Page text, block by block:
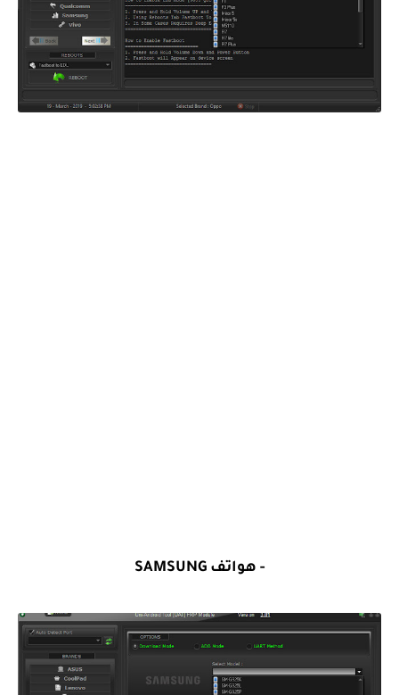
- هواتف SAMSUNG